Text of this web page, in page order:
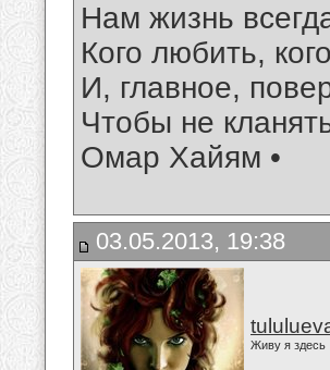
Нам жизнь
Кого любить,
И, главное,
Чтобы не
Омар Хайям •
03.05.2013, 19:38
Живу я здесь